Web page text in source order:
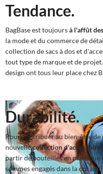
Tendance.
BagBase est toujoursà l'affût
la mode et du commerce de
collection de sacs à dos et
tout type de marque et de
design ont tous leur place chez
Durabilité.
Pour contribuer au bien-être de
nouvellecollection
partir de bouteilles en plastique
sommes engagés dans la